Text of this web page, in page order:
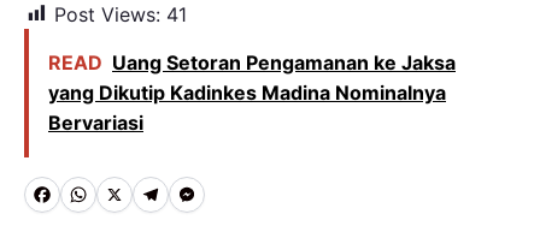
Post Views: 41
READ Uang Setoran Pengamanan ke Jaksa
yang Dikutip Kadinkes Madina Nominalnya
Bervariasi
F WX T M